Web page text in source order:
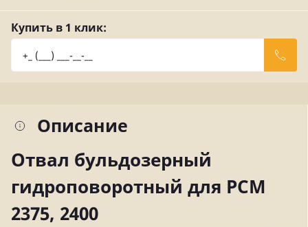
Купить в 1 клик:
Описание
Отвал бульдозерный
гидроповоротный для РСМ
2375, 2400